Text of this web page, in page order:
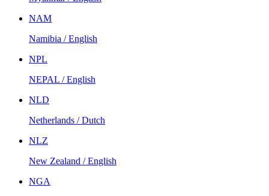
NAM
Namibia / English
NPL
NEPAL / English
NLD
Netherlands / Dutch
NLZ
New Zealand / English
NGA